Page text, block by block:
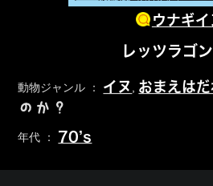
ウナギイ
レッツラゴン
動物ジャンル ： イヌ おまえは
のか？
年代 ： 70’s